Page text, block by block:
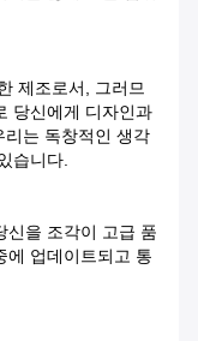
제조로서, 그러므
당신에게 디자인과
는 독창적인 생각
습니다.
신을 조각이 고급 품
에 업데이트되고 통